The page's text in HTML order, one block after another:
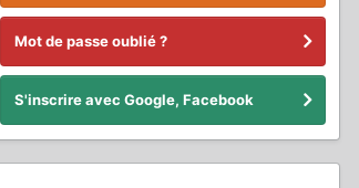
Mot de passe oublié ?
S'inscrire avec Google, Facebook